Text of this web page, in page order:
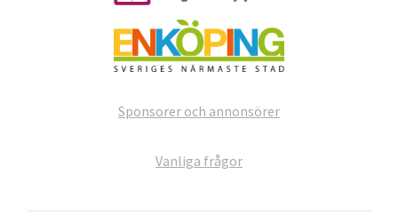
Sponsorer och annonsörer
Vanliga frågor